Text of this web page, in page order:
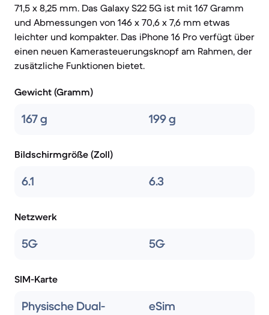
71,5 x 8,25 mm. Das Galaxy S22 5G ist mit 167 Gramm
und Abmessungen von 146 x 70,6 x 7,6 mm etwas
leichter und kompakter. Das iPhone 16 Pro verfügt über
einen neuen Kamerasteuerungsknopf am Rahmen, der
zusätzliche Funktionen bietet.
Gewicht (Gramm)
167 g 199 g
Bildschirmgröße (Zoll)
6.1 6.3
Netzwerk
5G 5G
SIM-Karte
Physische Dual-
eSim